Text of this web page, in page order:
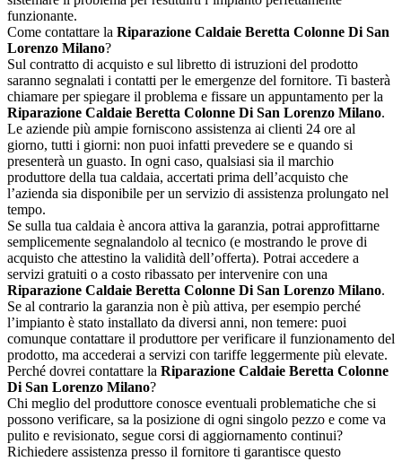
funzionante.
Come contattare la Riparazione Caldaie Beretta Colonne Di San
Lorenzo Milano?
Sul contratto di acquisto e sul libretto di istruzioni del prodotto
saranno segnalati i contatti per le emergenze del fornitore. Ti basterà
chiamare per spiegare il problema e fissare un appuntamento per la
Riparazione Caldaie Beretta Colonne Di San Lorenzo Milano.
Le aziende più ampie forniscono assistenza ai clienti 24 ore al
giorno, tutti i giorni: non puoi infatti prevedere se e quando si
presenterà un guasto. In ogni caso, qualsiasi sia il marchio
produttore della tua caldaia, accertati prima dell’acquisto che
l’azienda sia disponibile per un servizio di assistenza prolungato nel
tempo.
Se sulla tua caldaia è ancora attiva la garanzia, potrai approfittarne
semplicemente segnalandolo al tecnico (e mostrando le prove di
acquisto che attestino la validità dell’offerta). Potrai accedere a
servizi gratuiti o a costo ribassato per intervenire con una
Riparazione Caldaie Beretta Colonne Di San Lorenzo Milano.
Se al contrario la garanzia non è più attiva, per esempio perché
l’impianto è stato installato da diversi anni, non temere: puoi
comunque contattare il produttore per verificare il funzionamento del
prodotto, ma accederai a servizi con tariffe leggermente più elevate.
Perché dovrei contattare la Riparazione Caldaie Beretta Colonne
Di San Lorenzo Milano?
Chi meglio del produttore conosce eventuali problematiche che si
possono verificare, sa la posizione di ogni singolo pezzo e come va
pulito e revisionato, segue corsi di aggiornamento continui?
Richiedere assistenza presso il fornitore ti garantisce questo